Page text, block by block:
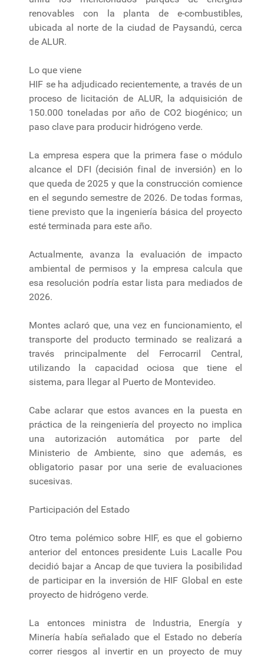
renovables con la planta de e-combustibles,
ubicada al norte de la ciudad de Paysandú, cerca
de ALUR.
Lo que viene
HIF se ha adjudicado recientemente, a través de un
proceso de licitación de ALUR, la adquisición de
150.000 toneladas por año de CO2 biogénico; un
paso clave para producir hidrógeno verde.
La empresa espera que la primera fase o módulo
alcance el DFI (decisión final de inversión) en lo
que queda de 2025 y que la construcción comience
en el segundo semestre de 2026. De todas formas,
tiene previsto que la ingeniería básica del proyecto
esté terminada para este año.
Actualmente, avanza la evaluación de impacto
ambiental de permisos y la empresa calcula que
esa resolución podría estar lista para mediados de
2026.
Montes aclaró que, una vez en funcionamiento, el
transporte del producto terminado se realizará a
través principalmente del Ferrocarril Central,
utilizando la capacidad ociosa que tiene el
sistema, para llegar al Puerto de Montevideo.
Cabe aclarar que estos avances en la puesta en
práctica de la reingeniería del proyecto no implica
una autorización automática por parte del
Ministerio de Ambiente, sino que además, es
obligatorio pasar por una serie de evaluaciones
sucesivas.
Participación del Estado
Otro tema polémico sobre HIF, es que el gobierno
anterior del entonces presidente Luis Lacalle Pou
decidió bajar a Ancap de que tuviera la posibilidad
de participar en la inversión de HIF Global en este
proyecto de hidrógeno verde.
La entonces ministra de Industria, Energía y
Minería había señalado que el Estado no debería
correr riesgos al invertir en un proyecto de muy